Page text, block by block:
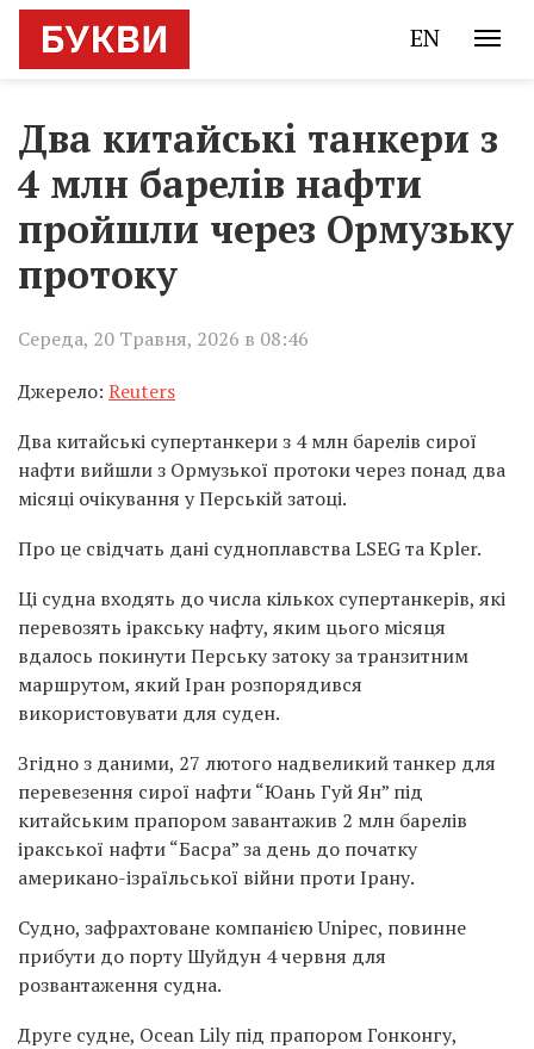
EN
Два китайські танкери з
4 млн барелів нафти
пройшли через Ормузьку
протоку
Середа, 20 Травня, 2026 в 08:46
Джерело: Reuters
Два китайські супертанкери з 4 млн барелів сирої
нафти вийшли з Ормузької протоки через понад два
місяці очікування у Перській затоці.
Про це свідчать дані судноплавства LSEG та Kpler.
Ці судна входять до числа кількох супертанкерів, які
перевозять іракську нафту, яким цього місяця
вдалось покинути Перську затоку за транзитним
маршрутом, який Іран розпорядився
використовувати для суден.
Згідно з даними, 27 лютого надвеликий танкер для
перевезення сирої нафти “Юань Гуй Ян” під
китайським прапором завантажив 2 млн барелів
іракської нафти “Басра” за день до початку
американо-ізраїльської війни проти Ірану.
Судно, зафрахтоване компанією Unipec, повинне
прибути до порту Шуйдун 4 червня для
розвантаження судна.
Друге судне, Ocean Lily під прапором Гонконгу,